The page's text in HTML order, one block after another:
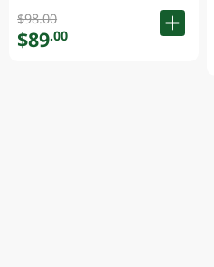
$98.00
$89.00